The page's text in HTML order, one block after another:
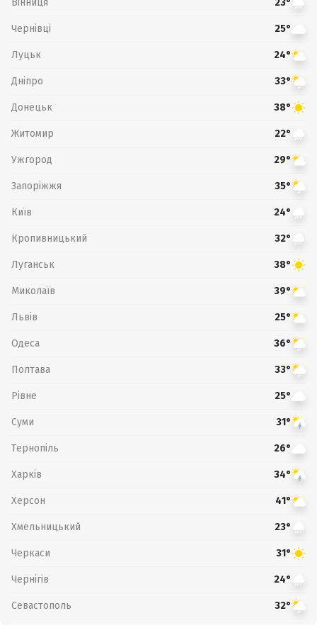
23°
Чернівці 25°
Луцьк 24°
Дніпро 33°
Донецьк 38°
Житомир 22°
Ужгород 29°
Запоріжжя 35°
Київ 24°
Кропивницький 32°
Луганськ 38°
Миколаїв 39°
Львів 25°
Одеса 36°
Полтава 33°
Рівне 25°
Суми 31°
Тернопіль 26°
Харків 34°
Херсон 41°
Хмельницький 23°
Черкаси 31°
Чернігів 24°
Севастополь 32°